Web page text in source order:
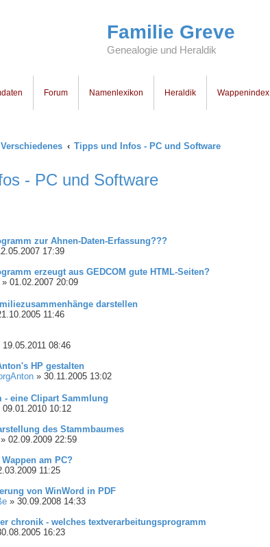
Familie Greve
Genealogie und Heraldik
Forum Namenlexikon Heraldik Wappenindex
Verschiedenes Tipps und Infos - PC und Software
- PC und Software
zur Ahnen-Daten-Erfassung???
17:39
erzeugt aus GEDCOM gute HTML-Seiten?
» 01.02.2007 20:09
darstellen
11:46
19.05.2011 08:46
HP gestalten
» 30.11.2005 13:02
- eine Clipart Sammlung
09.01.2010 10:12
des Stammbaumes
» 02.09.2009 22:59
am PC?
11:25
von WinWord in PDF
» 30.09.2008 14:33
chronik - welches textverarbeitungsprogramm
16:23